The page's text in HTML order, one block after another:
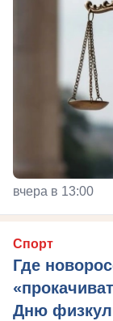
вчера в 13:00
Спорт
Где
Дню